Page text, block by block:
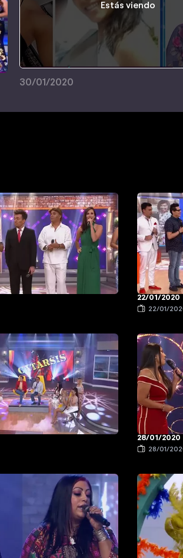
Estás viendo
30/01/2020
22/01/2020
22/01/
28/01/2020
28/01/